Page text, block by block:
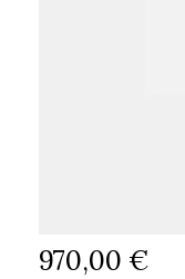
970,00 €